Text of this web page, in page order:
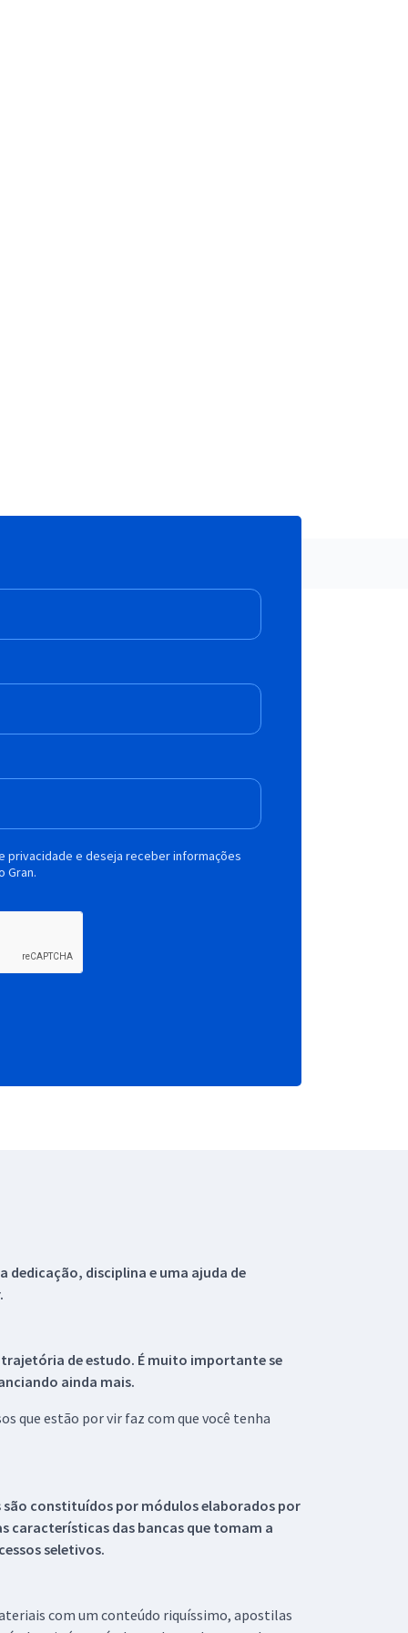
privacidade e deseja receber informações
Gran.
dedicação, disciplina e uma ajuda de
de estudo. É muito importante se
ainda mais.
que estão por vir faz com que você tenha
são constituídos por módulos elaborados por
características das bancas que tomam a
seletivos.
com um conteúdo riquíssimo, apostilas